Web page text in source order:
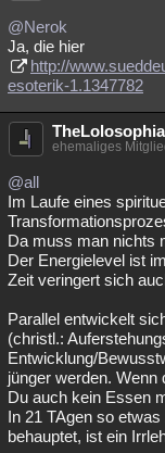
@Nerok
Ja, die hier
http://
esoterik-1.1347782
ehemaliges
@all
Im Laufe eines
Da muss man nichts
Der Energielevel ist
Zeit veringert sich
Parallel entwickelt
(christl.:
Entwicklung/
jünger werden.
Du auch kein Essen
In 21 TAgen so
behauptet, ist ein